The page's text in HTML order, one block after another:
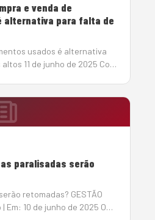
e venda de
alternativa para falta de
usados é alternativa
11 de junho de 2025 Com
paralisadas serão
retomadas? GESTÃO
Em: 10 de junho de 2025 O